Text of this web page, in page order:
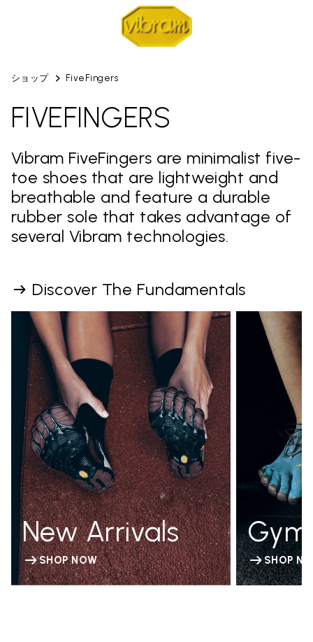
ショップ FiveFingers
FIVEFINGERS
Vibram FiveFingers are minimalist five-
toe shoes that are lightweight and
breathable and feature a durable
rubber sole that takes advantage of
several Vibram technologies.
Discover The Fundamentals
New Arrivals
SHOP NOW
Gym
SHOP